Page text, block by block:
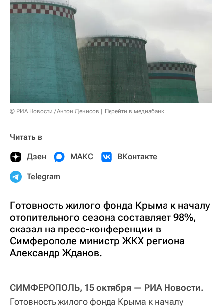
© РИА Новости / Антон Денисов Перейти в медиабанк
Читать в
Дзен МАКС ВКонтакте
Telegram
Готовность жилого фонда Крыма к началу
отопительного сезона составляет 98%,
сказал на пресс-конференции в
Симферополе министр ЖКХ региона
Александр Жданов.
СИМФЕРОПОЛЬ, 15 октября — РИА Новости.
Готовность жилого фонда Крыма к началу